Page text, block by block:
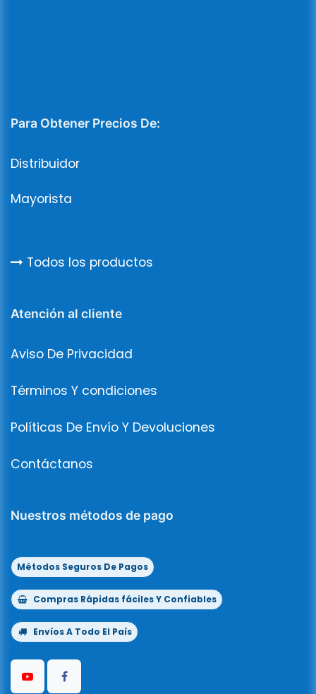
Para Obtener Precios De:
Distribuidor
Mayorista
Todos los productos
Atención al cliente
Aviso De Privacidad
Términos Y condiciones
Políticas De Envío Y Devoluciones
Contáctanos
Nuestros métodos de pago
Métodos Seguros De Pagos
Compras Rápidas fáciles Y Confiables
Envíos A Todo El País